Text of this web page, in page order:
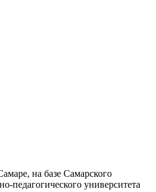
на базе Самарского
педагогического университета